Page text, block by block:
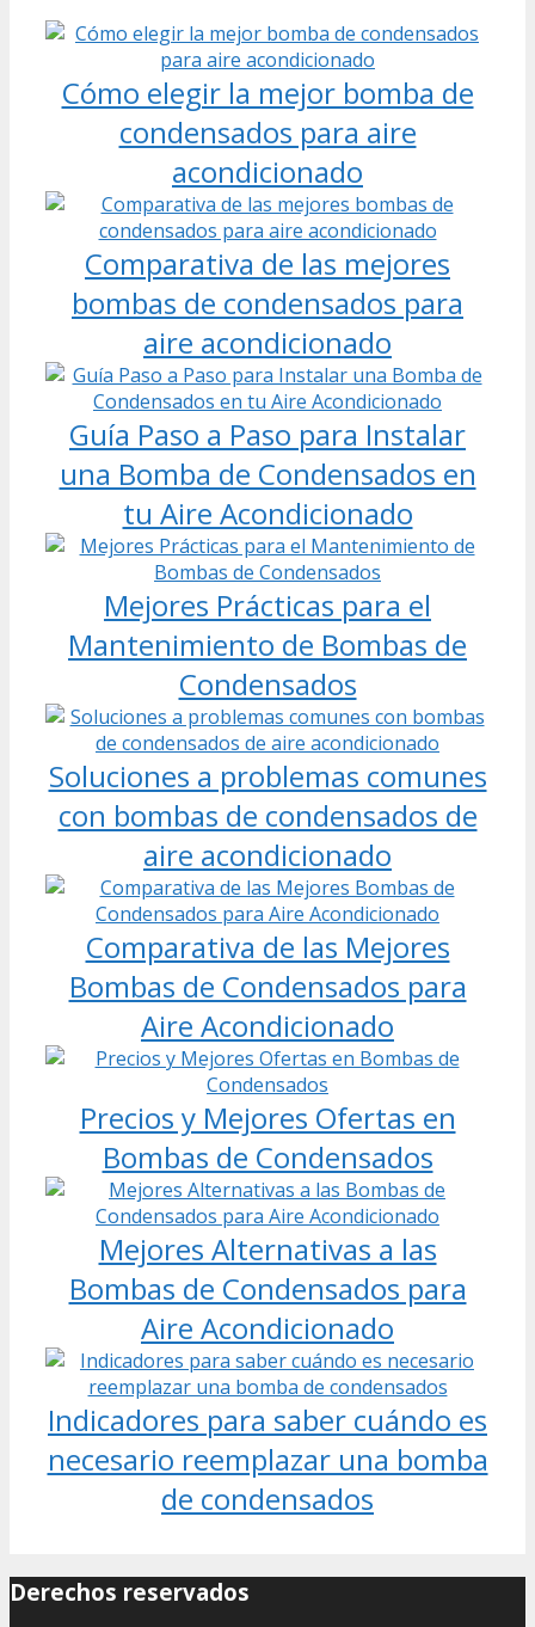
Cómo elegir la mejor bomba de
condensados para aire
acondicionado
Comparativa de las mejores
bombas de condensados para
aire acondicionado
Guía Paso a Paso para Instalar
una Bomba de Condensados en
tu Aire Acondicionado
Mejores Prácticas para el
Mantenimiento de Bombas de
Condensados
Soluciones a problemas comunes
con bombas de condensados de
aire acondicionado
Comparativa de las Mejores
Bombas de Condensados para
Aire Acondicionado
Precios y Mejores Ofertas en
Bombas de Condensados
Mejores Alternativas a las
Bombas de Condensados para
Aire Acondicionado
Indicadores para saber cuándo es
necesario reemplazar una bomba
de condensados
Derechos reservados